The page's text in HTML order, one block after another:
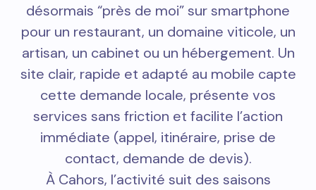
désormais “près de moi” sur smartphone
pour un restaurant, un domaine viticole, un
artisan, un cabinet ou un hébergement. Un
site clair, rapide et adapté au mobile capte
cette demande locale, présente vos
services sans friction et facilite l’action
immédiate (appel, itinéraire, prise de
contact, demande de devis).
À Cahors, l’activité suit des saisons